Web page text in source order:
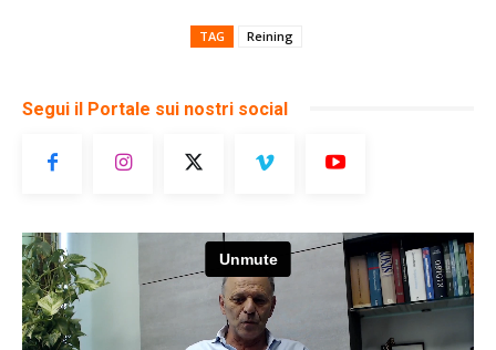
TAG Reining
Segui il Portale sui nostri social